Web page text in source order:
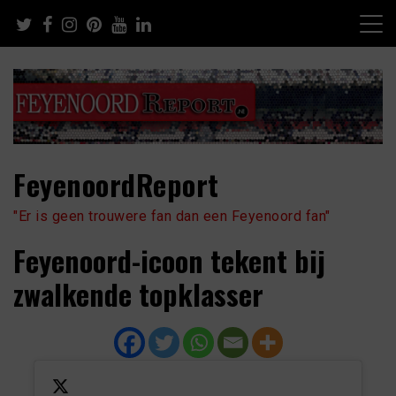
content
FeyenoordReport
"Er is geen trouwere fan dan een Feyenoord fan"
Feyenoord-icoon tekent bij
zwalkende topklasser